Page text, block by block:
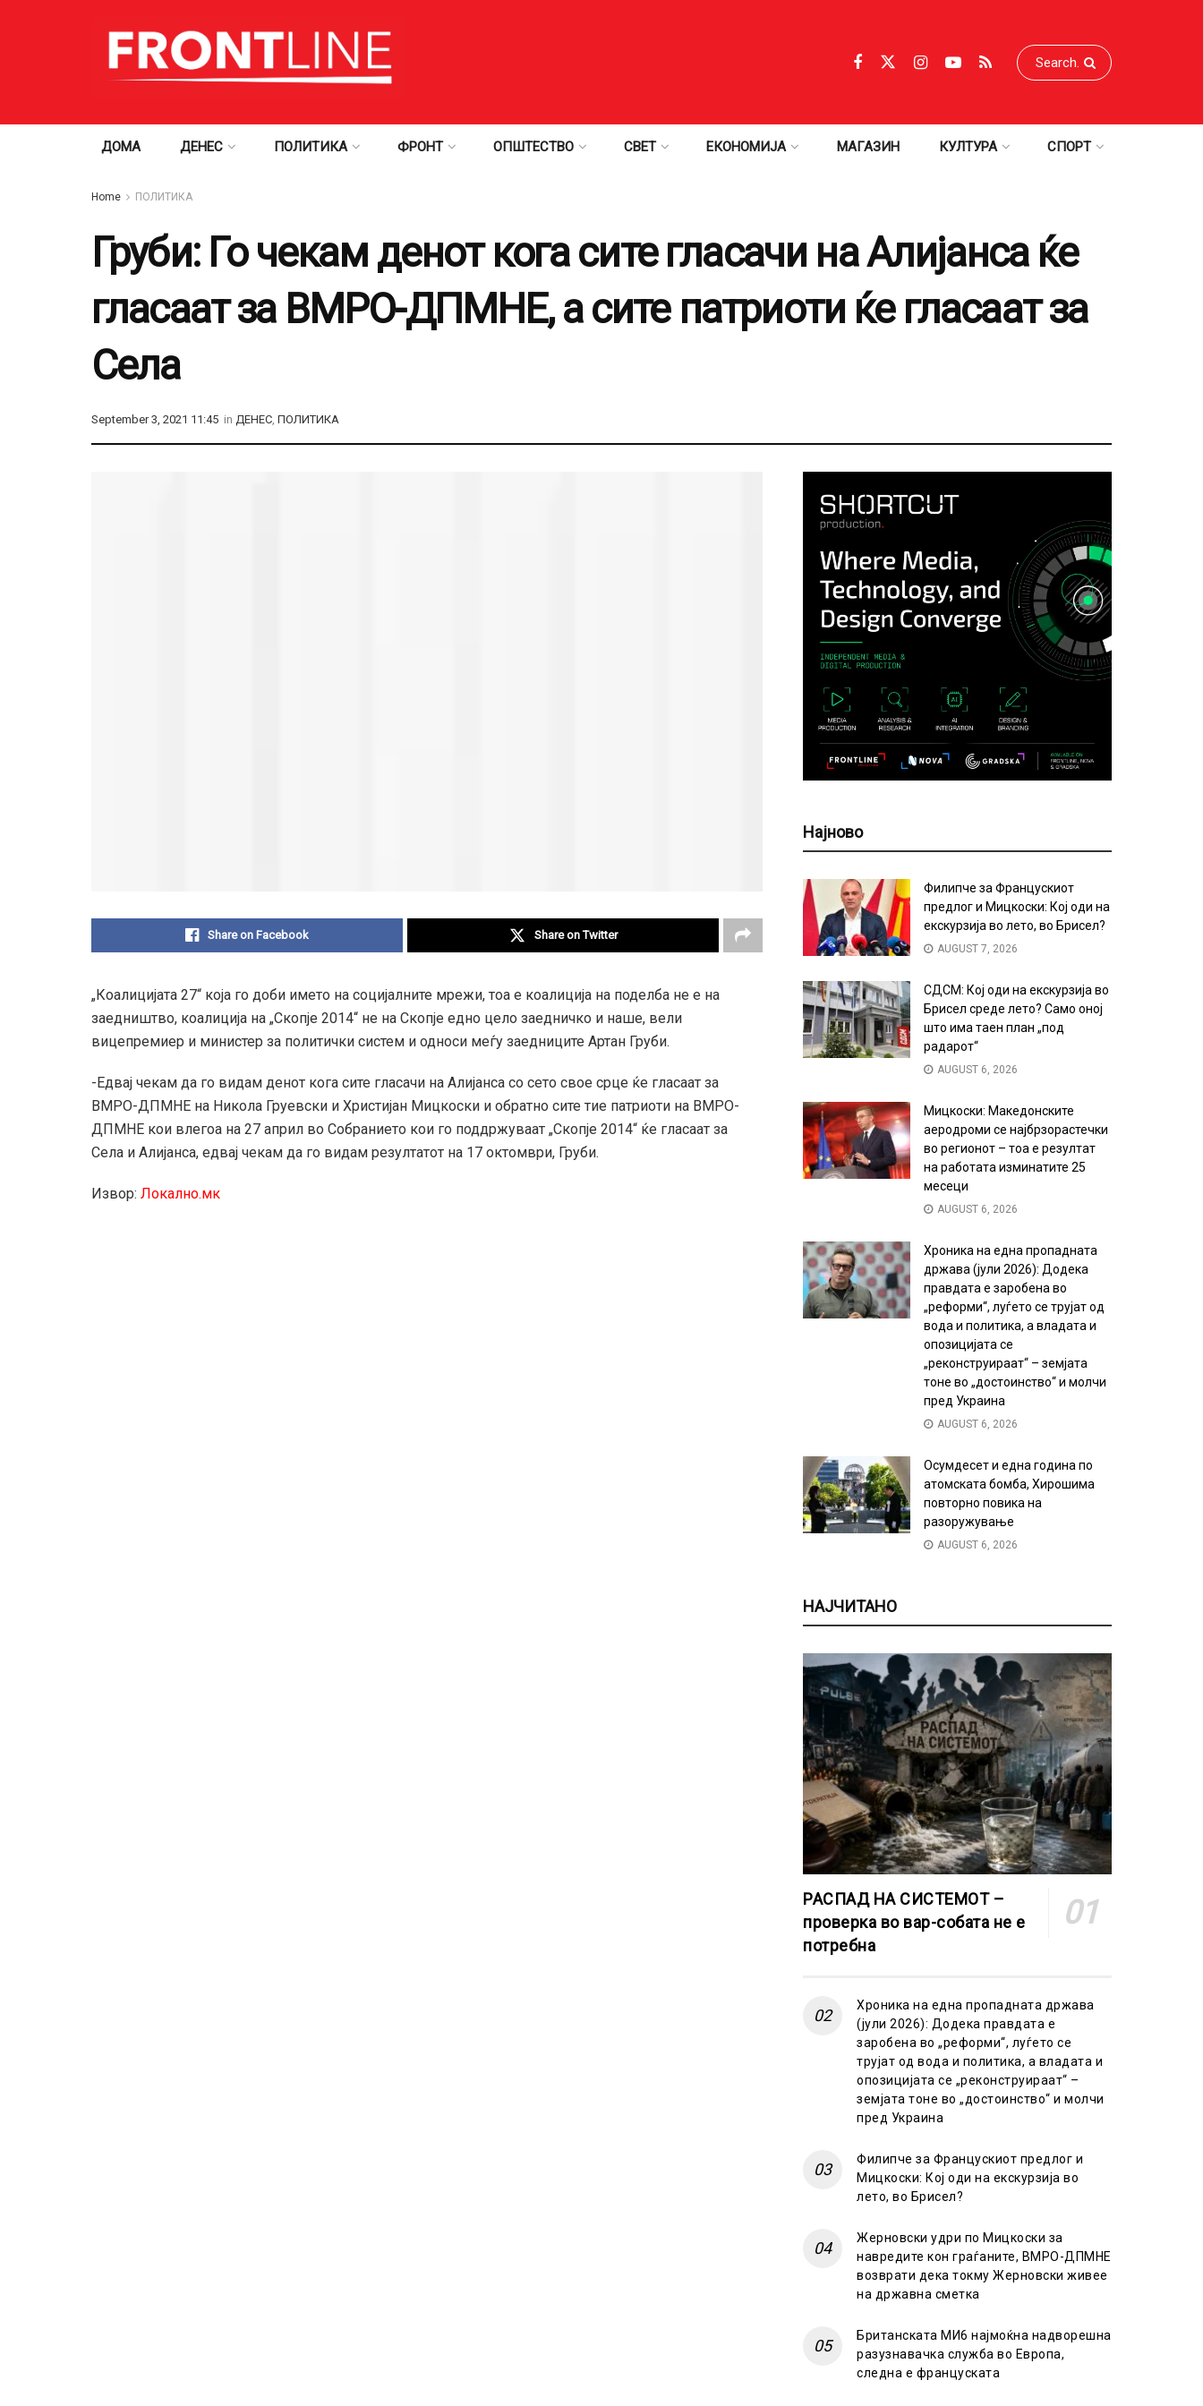
ДОМА ДЕНЕС ПОЛИТИКА ФРОНТ ОПШТЕСТВО СВЕТ ЕКОНОМИЈА МАГАЗИН КУЛТУРА СПОРТ
Home ПОЛИТИКА
Груби: Го чекам денот кога сите гласачи на Алијанса ќе
гласаат за ВМРО-ДПМНЕ, а сите патриоти ќе гласаат за
Села
September 3, 2021 11:45 in ДЕНЕС, ПОЛИТИКА
Share on Facebook Share on Twitter
„Коалицијата 27“ која го доби името на социјалните мрежи, тоа е коалиција на поделба не е на
заедништво, коалиција на „Скопје 2014“ не на Скопје едно цело заедничко и наше, вели
вицепремиер и министер за политички систем и односи меѓу заедниците Артан Груби.
-Едвај чекам да го видам денот кога сите гласачи на Алијанса со сето свое срце ќе гласаат за
ВМРО-ДПМНЕ на Никола Груевски и Христијан Мицкоски и обратно сите тие патриоти на ВМРО-
ДПМНЕ кои влегоа на 27 април во Собранието кои го поддржуваат „Скопје 2014“ ќе гласаат за
Села и Алијанса, едвај чекам да го видам резултатот на 17 октомври, Груби.
Извор: Локално.мк
Најново
Филипче за Францускиот
предлог и Мицкоски: Кој оди на
екскурзија во лето, во Брисел?
AUGUST 7, 2026
СДСМ: Кој оди на екскурзија во
Брисел среде лето? Само оној
што има таен план „под
радарот“
AUGUST 6, 2026
Мицкоски: Македонските
аеродроми се најбрзорастечки
во регионот – тоа е резултат
на работата изминатите 25
месеци
AUGUST 6, 2026
Хроника на една пропадната
држава (јули 2026): Додека
правдата е заробена во
„реформи“, луѓето се трујат од
вода и политика, а владата и
опозицијата се
„реконструираат“ – земјата
тоне во „достоинство“ и молчи
пред Украина
AUGUST 6, 2026
Осумдесет и една година по
атомската бомба, Хирошима
повторно повика на
разоружување
AUGUST 6, 2026
НАЈЧИТАНО
РАСПАД НА СИСТЕМОТ –
проверка во вар-собата не е
потребна
Хроника на една пропадната држава
(јули 2026): Додека правдата е
заробена во „реформи“, луѓето се
трујат од вода и политика, а владата и
опозицијата се „реконструираат“ –
земјата тоне во „достоинство“ и молчи
пред Украина
Филипче за Францускиот предлог и
Мицкоски: Кој оди на екскурзија во
лето, во Брисел?
Жерновски удри по Мицкоски за
навредите кон граѓаните, ВМРО-ДПМНЕ
возврати дека токму Жерновски живее
на државна сметка
Британската МИ6 најмоќна надворешна
разузнавачка служба во Европа,
следна е француската